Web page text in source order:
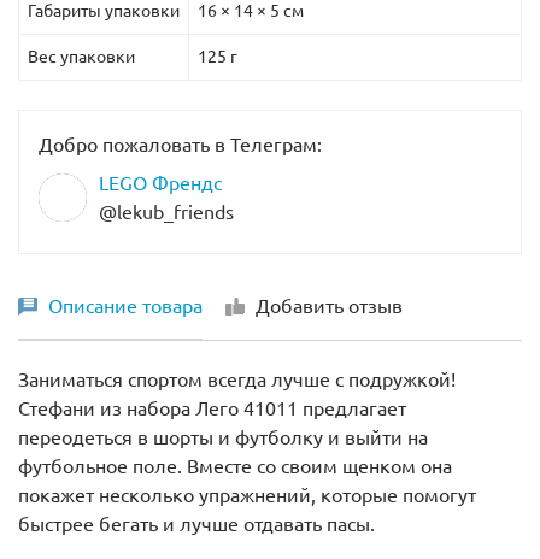
Габариты упаковки 16 × 14 × 5 см
Вес упаковки 125 г
Добро пожаловать в Телеграм:
LEGO Френдс
@lekub_friends
Описание товара Добавить отзыв
Заниматься спортом всегда лучше с подружкой!
Стефани из набора Лего 41011 предлагает
переодеться в шорты и футболку и выйти на
футбольное поле. Вместе со своим щенком она
покажет несколько упражнений, которые помогут
быстрее бегать и лучше отдавать пасы.